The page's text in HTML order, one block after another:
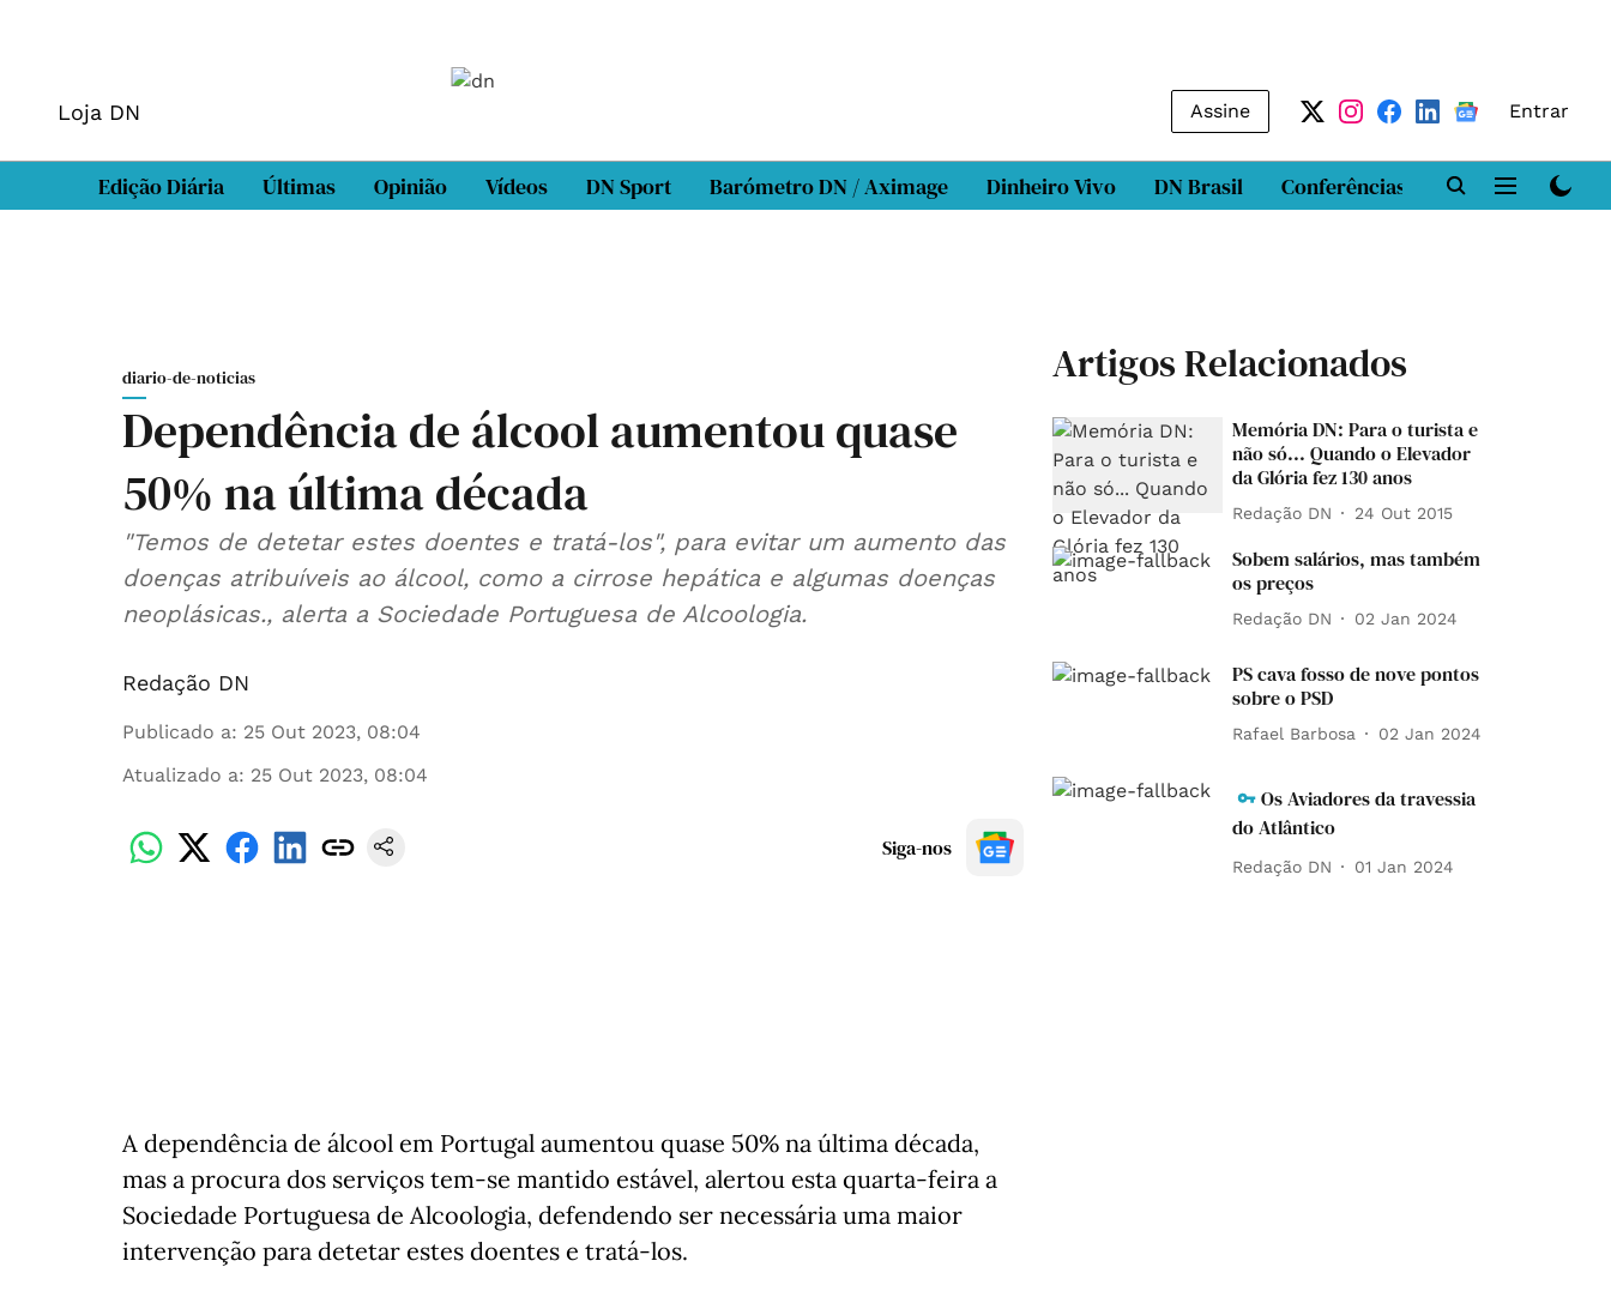
Loja DN Assine Entrar
Edição Diária Últimas Opinião Vídeos DN Sport Barómetro DN / Aximage Dinheiro Vivo DN Brasil Conferências DN LAB
diario-de-noticias
Dependência de álcool aumentou quase
50% na última década
"Temos de detetar estes doentes e tratá-los", para evitar um aumento das
doenças atribuíveis ao álcool, como a cirrose hepática e algumas doenças
neoplásicas., alerta a Sociedade Portuguesa de Alcoologia.
Redação DN
Publicado a: 25 Out 2023, 08:04
Atualizado a: 25 Out 2023, 08:04
Siga-nos
A dependência de álcool em Portugal aumentou quase 50% na última década,
mas a procura dos serviços tem-se mantido estável, alertou esta quarta-feira a
Sociedade Portuguesa de Alcoologia, defendendo ser necessária uma maior
intervenção para detetar estes doentes e tratá-los.
Artigos Relacionados
Memória DN: Para o turista e
não só... Quando o Elevador
da Glória fez 130 anos
Redação DN 24 Out 2015
Sobem salários, mas também
os preços
Redação DN 02 Jan 2024
PS cava fosso de nove pontos
sobre o PSD
Rafael Barbosa 02 Jan 2024
Os Aviadores da travessia
do Atlântico
Redação DN 01 Jan 2024